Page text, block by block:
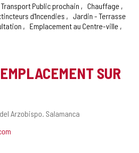
Public prochain
Chauffage
d'Incendies
Jardin - Terrasse
Emplacement au Centre-ville
EMPLACEMENT SUR
Arzobispo. Salamanca